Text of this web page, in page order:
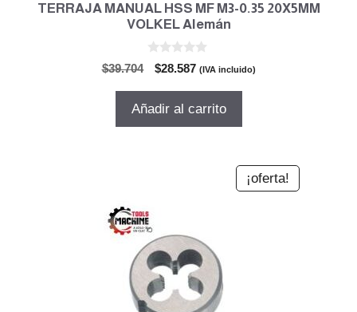
TERRAJA MANUAL HSS MF M3-0.35 20X5MM
VOLKEL Alemán
$39.704
El
original
$28.587El
actual
(IVA incluido)
Añadir al carrito
¡oferta!